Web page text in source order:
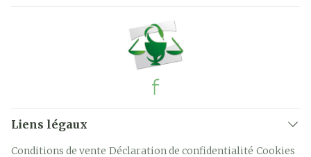
Liens légaux
Conditions de vente Déclaration de confidentialité Cookies